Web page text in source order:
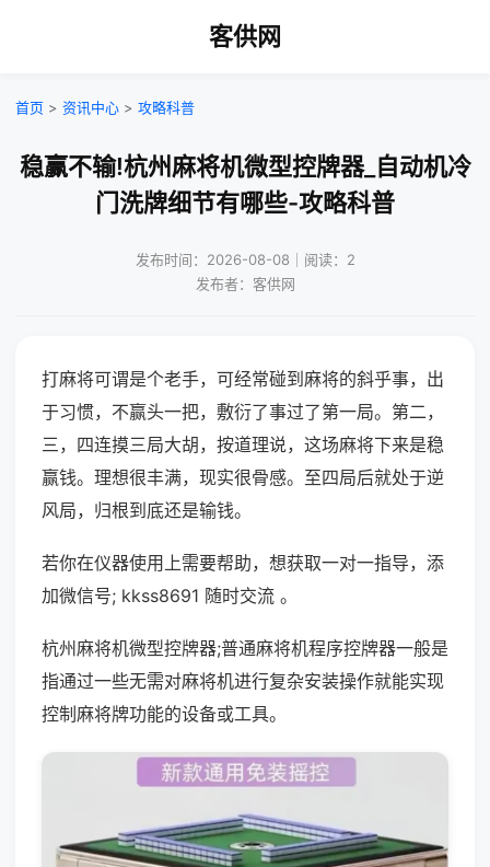
客供网
首页 > 资讯中心 > 攻略科普
稳赢不输!杭州麻将机微型控牌器_自动机冷
门洗牌细节有哪些-攻略科普
发布时间：2026-08-08｜阅读：2
发布者：客供网
打麻将可谓是个老手，可经常碰到麻将的斜乎事，出
于习惯，不赢头一把，敷衍了事过了第一局。第二，
三，四连摸三局大胡，按道理说，这场麻将下来是稳
赢钱。理想很丰满，现实很骨感。至四局后就处于逆
风局，归根到底还是输钱。
若你在仪器使用上需要帮助，想获取一对一指导，添
加微信号; kkss8691 随时交流 。
杭州麻将机微型控牌器;普通麻将机程序控牌器一般是
指通过一些无需对麻将机进行复杂安装操作就能实现
控制麻将牌功能的设备或工具。